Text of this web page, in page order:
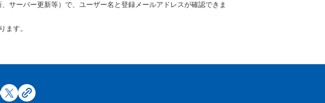
サーバー更新等）で、ユーザー名と登録メールアドレスが確認できま
ます。
facebook
x copy